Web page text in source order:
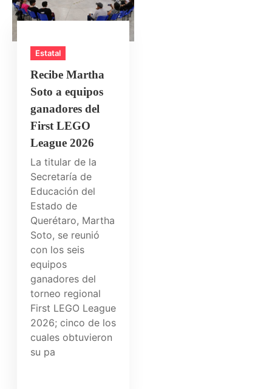
Estatal
Recibe Martha
Soto a equipos
ganadores del
First LEGO
League 2026
La titular de la
Secretaría de
Educación del
Estado de
Querétaro, Martha
Soto, se reunió
con los seis
equipos
ganadores del
torneo regional
First LEGO League
2026; cinco de los
cuales obtuvieron
su pa